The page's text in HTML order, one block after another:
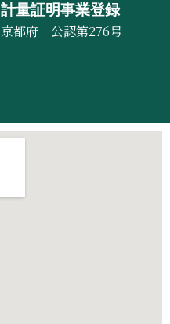
計量証明事業登録
京都府 公認第276号